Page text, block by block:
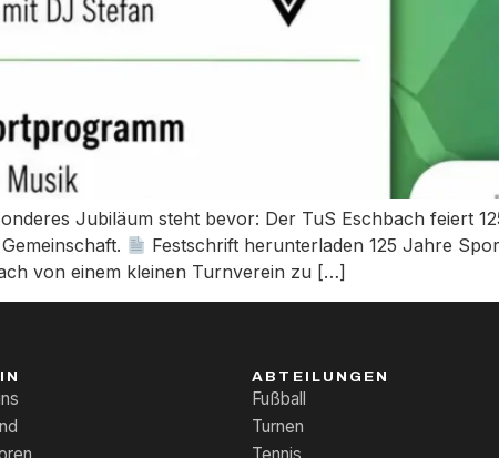
Jubiläum steht bevor: Der TuS Eschbach feiert
Festschrift herunterladen 125 Jahre
von einem kleinen Turnverein zu […]
ABTEILUNGEN
Fußball
Turnen